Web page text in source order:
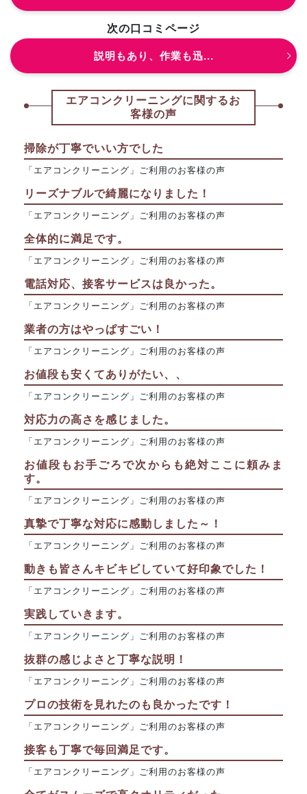
次の口コミページ
説明もあり、作業も迅...
エアコンクリーニングに関するお
客様の声
掃除が丁寧でいい方でした
「エアコンクリーニング」ご利用のお客様の声
リーズナブルで綺麗になりました！
「エアコンクリーニング」ご利用のお客様の声
全体的に満足です。
「エアコンクリーニング」ご利用のお客様の声
電話対応、接客サービスは良かった。
「エアコンクリーニング」ご利用のお客様の声
業者の方はやっぱすごい！
「エアコンクリーニング」ご利用のお客様の声
お値段も安くてありがたい、、
「エアコンクリーニング」ご利用のお客様の声
対応力の高さを感じました。
「エアコンクリーニング」ご利用のお客様の声
お値段もお手ごろで次からも絶対ここに頼みま
す。
「エアコンクリーニング」ご利用のお客様の声
真摯で丁寧な対応に感動しました～！
「エアコンクリーニング」ご利用のお客様の声
動きも皆さんキビキビしていて好印象でした！
「エアコンクリーニング」ご利用のお客様の声
実践していきます。
「エアコンクリーニング」ご利用のお客様の声
抜群の感じよさと丁寧な説明！
「エアコンクリーニング」ご利用のお客様の声
プロの技術を見れたのも良かったです！
「エアコンクリーニング」ご利用のお客様の声
接客も丁寧で毎回満足です。
「エアコンクリーニング」ご利用のお客様の声